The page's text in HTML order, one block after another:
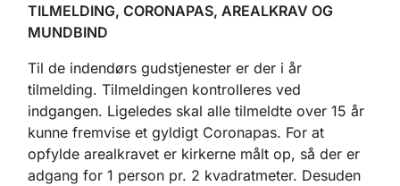
TILMELDING, CORONAPAS, AREALKRAV OG
MUNDBIND
Til de indendørs gudstjenester er der i år
tilmelding. Tilmeldingen kontrolleres ved
indgangen. Ligeledes skal alle tilmeldte over 15 år
kunne fremvise et gyldigt Coronapas. For at
opfylde arealkravet er kirkerne målt op, så der er
adgang for 1 person pr. 2 kvadratmeter. Desuden